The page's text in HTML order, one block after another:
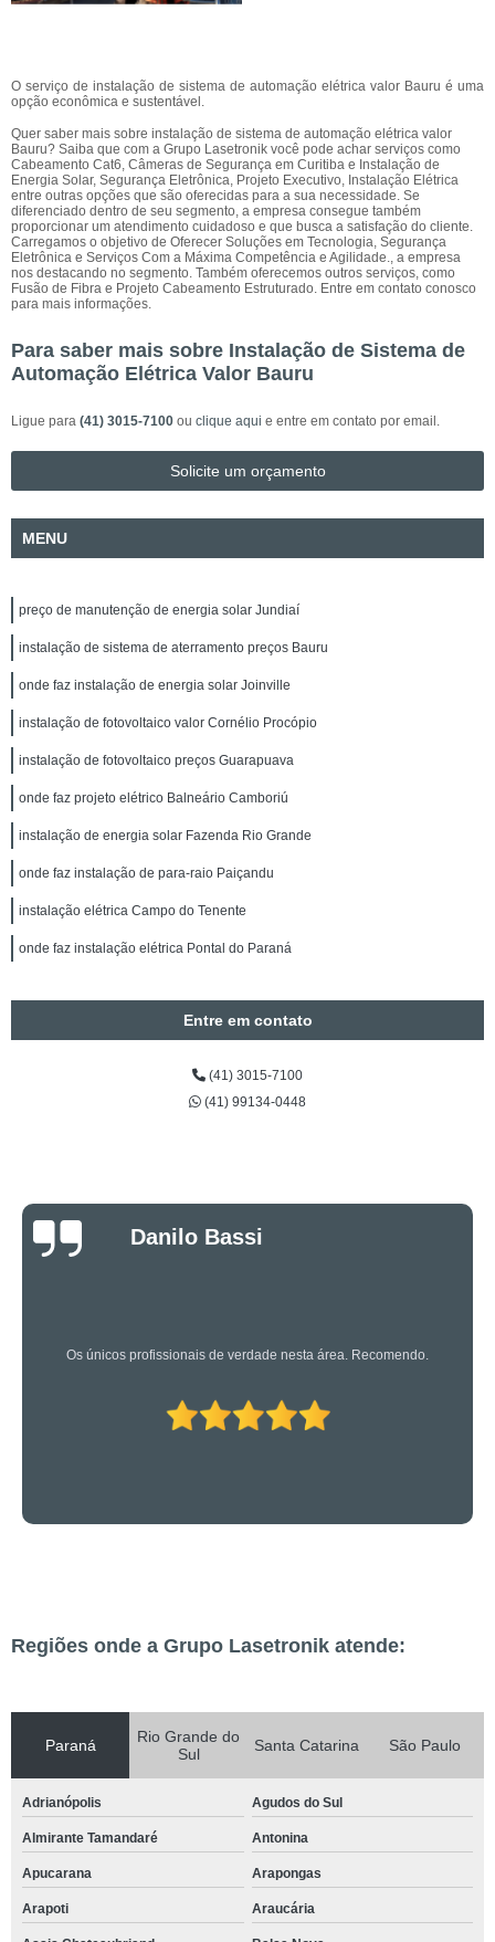
O serviço de instalação de sistema de automação elétrica valor Bauru é uma
opção econômica e sustentável.
Quer saber mais sobre instalação de sistema de automação elétrica valor
Bauru? Saiba que com a Grupo Lasetronik você pode achar serviços como
Cabeamento Cat6, Câmeras de Segurança em Curitiba e Instalação de
Energia Solar, Segurança Eletrônica, Projeto Executivo, Instalação Elétrica
entre outras opções que são oferecidas para a sua necessidade. Se
diferenciado dentro de seu segmento, a empresa consegue também
proporcionar um atendimento cuidadoso e que busca a satisfação do cliente.
Carregamos o objetivo de Oferecer Soluções em Tecnologia, Segurança
Eletrônica e Serviços Com a Máxima Competência e Agilidade., a empresa
nos destacando no segmento. Também oferecemos outros serviços, como
Fusão de Fibra e Projeto Cabeamento Estruturado. Entre em contato conosco
para mais informações.
Para saber mais sobre Instalação de Sistema de
Automação Elétrica Valor Bauru
Ligue para (41) 3015-7100 ou clique aqui e entre em contato por email.
Solicite um orçamento
MENU
preço de manutenção de energia solar Jundiaí
instalação de sistema de aterramento preços Bauru
onde faz instalação de energia solar Joinville
instalação de fotovoltaico valor Cornélio Procópio
instalação de fotovoltaico preços Guarapuava
onde faz projeto elétrico Balneário Camboriú
instalação de energia solar Fazenda Rio Grande
onde faz instalação de para-raio Paiçandu
instalação elétrica Campo do Tenente
onde faz instalação elétrica Pontal do Paraná
Entre em contato
(41) 3015-7100
(41) 99134-0448
Luciano Rueda
Oliveira
Os caras são bons mesmo! Profissionais de primeira!
Regiões onde a Grupo Lasetronik atende:
Paraná
Rio Grande do
Sul
Santa Catarina São Paulo
Adrianópolis Agudos do Sul
Almirante Tamandaré Antonina
Apucarana Arapongas
Arapoti Araucária